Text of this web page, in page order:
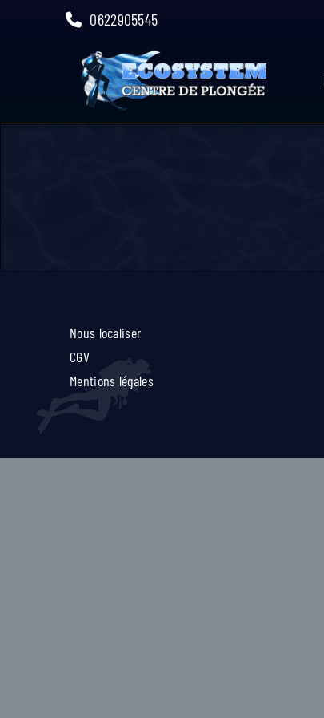
0622905545
Nous localiser
CGV
Mentions légales